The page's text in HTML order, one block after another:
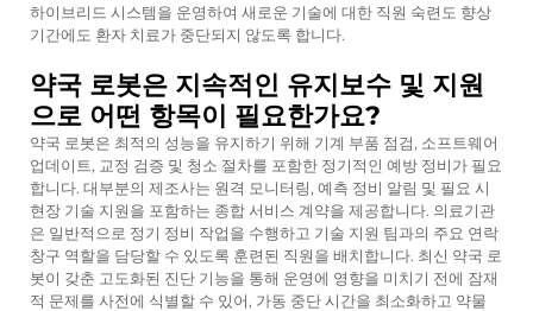
하이브리드 시스템을 운영하여 새로운 기술에 대한 직원 숙련도 향상
기간에도 환자 치료가 중단되지 않도록 합니다.
약국 로봇은 지속적인 유지보수 및 지원
으로 어떤 항목이 필요한가요?
약국 로봇은 최적의 성능을 유지하기 위해 기계 부품 점검, 소프트웨어
업데이트, 교정 검증 및 청소 절차를 포함한 정기적인 예방 정비가 필요
합니다. 대부분의 제조사는 원격 모니터링, 예측 정비 알림 및 필요 시
현장 기술 지원을 포함하는 종합 서비스 계약을 제공합니다. 의료기관
은 일반적으로 정기 정비 작업을 수행하고 기술 지원 팀과의 주요 연락
창구 역할을 담당할 수 있도록 훈련된 직원을 배치합니다. 최신 약국 로
봇이 갖춘 고도화된 진단 기능을 통해 운영에 영향을 미치기 전에 잠재
적 문제를 사전에 식별할 수 있어, 가동 중단 시간을 최소화하고 약물